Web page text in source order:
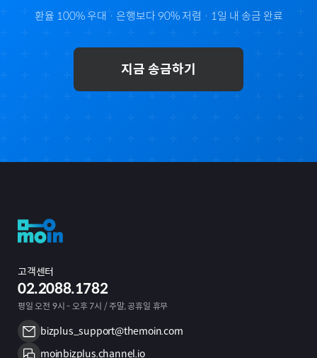
환율 100% 우대 · 은행보다 90% 저렴 · 1일 내 송금 완료
지금 송금하기
고객센터
02.2088.1782
평일 오전 9시 - 오후 7시 / 주말, 공휴일 휴무
bizplus_support@themoin.com
moinbizplus.channel.io